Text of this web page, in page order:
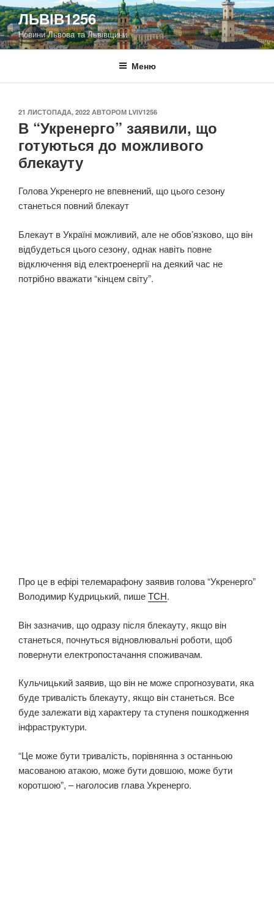
Перейти
до
вмісту
ЛЬВІВ1256
Новини Львова та Львівщини
Меню
ОПУБЛІКОВАНО
21 ЛИСТОПАДА, 2022 АВТОРОМ LVIV1256
В “Укренерго” заявили, що
готуються до можливого
блекауту
Голова Укренерго не впевнений, що цього сезону
станеться повний блекаут
Блекаут в Україні можливий, але не обовʼязково, що він
відбудеться цього сезону, однак навіть повне
відключення від електроенергії на деякий час не
потрібно вважати “кінцем світу”.
Про це в ефірі телемарафону заявив голова “Укренерго”
Володимир Кудрицький, пишеТСН.
Він зазначив, що одразу після блекауту, якщо він
станеться, почнуться відновлювальні роботи, щоб
повернути електропостачання споживачам.
Кульчицький заявив, що він не може спрогнозувати, яка
буде тривалість блекауту, якщо він станеться. Все
буде залежати від характеру та ступеня пошкодження
інфраструктури.
“Це може бути тривалість, порівнянна з останньою
масованою атакою, може бути довшою, може бути
коротшою”, – наголосив глава Укренерго.